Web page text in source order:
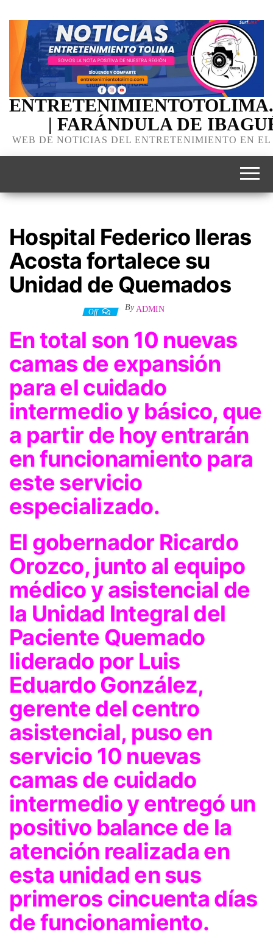
| FARÁNDULA DE
WEB DE NOTICIAS DEL ENTRETENIMIENTO EN
Hospital Federico lleras
Acosta fortalece su
Unidad de Quemados
Off By ADMIN
En total son 10 nuevas
camas de expansión
para el cuidado
intermedio y básico, que
a partir de hoy entrarán
en funcionamiento para
este servicio
especializado.
El gobernador Ricardo
Orozco, junto al equipo
médico y asistencial de
la Unidad Integral del
Paciente Quemado
liderado por Luis
Eduardo González,
gerente del centro
asistencial, puso en
servicio 10 nuevas
camas de cuidado
intermedio y entregó un
positivo balance de la
atención realizada en
esta unidad en sus
primeros cincuenta días
de funcionamiento.